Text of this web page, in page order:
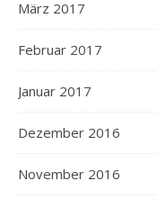
März 2017
Februar 2017
Januar 2017
Dezember 2016
November 2016